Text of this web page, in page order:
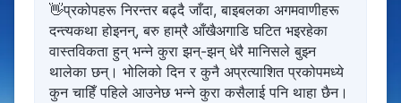
आउनुहुने उहाँ मात्रै हुनुहुन्छ।
यो उहाँले शैतानलाई हराउनुभएको प्रमाण हो,
यो उहाँले संसार विजय गर्नुभएको प्रमाण हो।
👋प्रकोपहरू निरन्तर बढ्दै जाँदा, बाइबलका अगमवाणीहरू
दन्त्यकथा होइनन्, बरु हाम्रै आँखैअगाडि घटित भइरहेका
वास्तविकता हुन् भन्ने कुरा झन्-झन् धेरै मानिसले बुझ्न
थालेका छन्। भोलिको दिन र कुनै अप्रत्याशित प्रकोपमध्ये
कुन चाहिँ पहिले आउनेछ भन्ने कुरा कसैलाई पनि थाहा छैन।